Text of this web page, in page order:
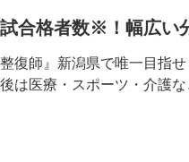
合格者数※！幅広い
復師』新潟県で唯一目指せ
は医療・スポーツ・介護